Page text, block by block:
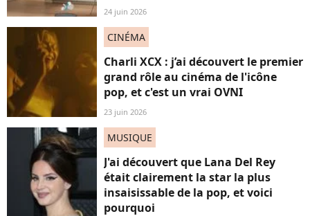
24 juin 2026
CINÉMA
Charli XCX : j’ai découvert le premier
grand rôle au cinéma de l'icône
pop, et c'est un vrai OVNI
23 juin 2026
MUSIQUE
J'ai découvert que Lana Del Rey
était clairement la star la plus
insaisissable de la pop, et voici
pourquoi